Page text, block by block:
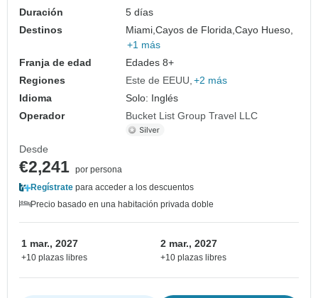
Duración
5 días
Destinos
Miami,Cayos de Florida,Cayo Hueso,
+1 más
Franja de edad
Edades 8+
Regiones
Este de EEUU +2 más
Idioma
Solo: Inglés
Operador
Bucket List Group Travel LLC
Desde
€2,241 por persona
Regístrate para acceder a los descuentos
Precio basado en una habitación privada doble
1 mar., 2027
+10 plazas libres
2 mar., 2027
+10 plazas libres